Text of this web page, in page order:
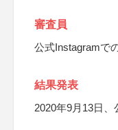
審査員
公式Instagramで
結果発表
2020年9月13日